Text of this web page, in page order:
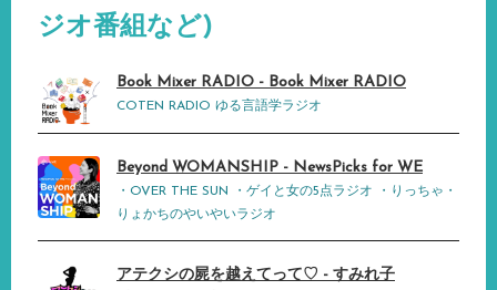
ジオ番組など)
Book Mixer RADIO - Book Mixer RADIO
COTEN RADIO ゆる言語学ラジオ
Beyond WOMANSHIP - NewsPicks for WE
・OVER THE SUN ・ゲイと女の5点ラジオ ・りっちゃ・
りょかちのやいやいラジオ
アテクシの屍を越えてって♡ - すみれ子